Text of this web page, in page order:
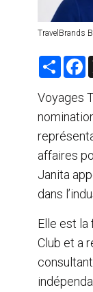
TravelBrands
S
r
e
F
e
b
o
k
Voyages
affaires
Janita
dans
Elle est la
Club et a